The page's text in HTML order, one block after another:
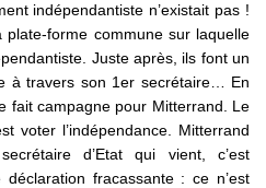
indépendantiste n’existait pas !
forme commune sur laquelle
Juste après, ils font un
à travers son 1er secrétaire… En
fait campagne pour Mitterrand. Le
voter l’indépendance. Mitterrand
d’Etat qui vient, c’est
fracassante : ce n’est